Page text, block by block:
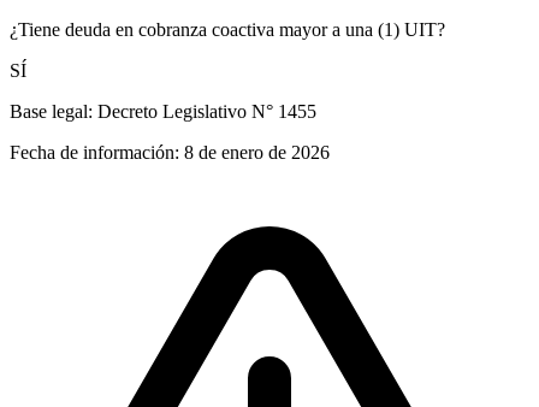
¿Tiene deuda en cobranza coactiva mayor a una (1) UIT?
SÍ
Base legal: Decreto Legislativo N° 1455
Fecha de información: 8 de enero de 2026